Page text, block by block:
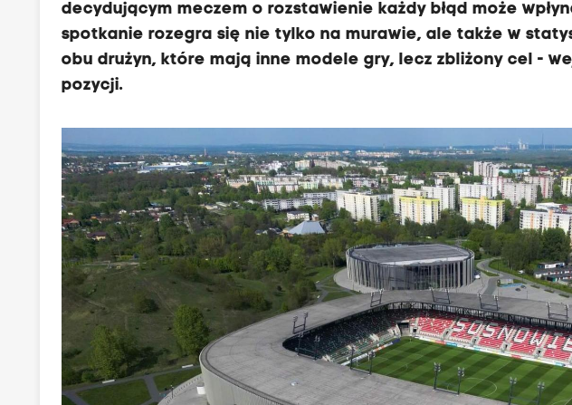
decydującym meczem o rozstawienie każdy błąd może
spotkanie rozegra się nie tylko na murawie, ale także w
obu drużyn, które mają inne modele gry, lecz zbliżony cel -
pozycji.